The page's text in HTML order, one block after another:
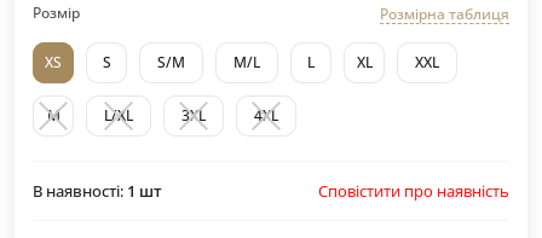
Розмір Розмірна таблиця
XS S S/M M/L L XL XXL
M L/XL 3XL 4XL
В наявності: 1 шт Сповістити про наявність